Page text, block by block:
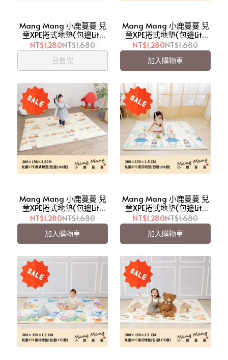
Mang Mang 小鹿蔓蔓 兒
童XPE捲式地墊(包邊Lite
版)-字母ABC【愛吾兒】
NT$1,280NT$1,680
已售完
Mang Mang 小鹿蔓蔓 兒
童XPE捲式地墊(包邊Lite
版)-忙碌大都會【愛吾
兒】
NT$1,280NT$1,680
加入購物車
Mang Mang 小鹿蔓蔓 兒
童XPE捲式地墊(包邊Lite
版)-恐龍探險【愛吾兒】
NT$1,280NT$1,680
加入購物車
Mang Mang 小鹿蔓蔓 兒
童XPE捲式地墊(包邊Lite
版)-森林小熊【愛吾兒】
NT$1,280NT$1,680
加入購物車